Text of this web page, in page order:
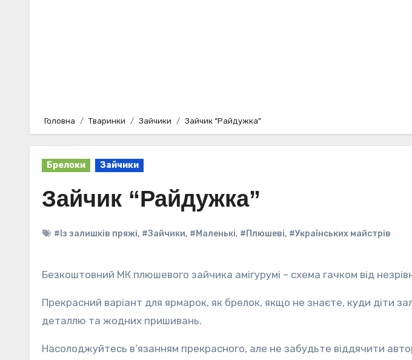
Головна Тваринки Зайчики Зайчик “Райдужка”
Брелоки Зайчики
Зайчик “Райдужка”
#Із залишків пряжі, #Зайчики, #Маленькі, #Плюшеві, #Українських майстрів
Безкоштовний МК плюшевого зайчика амігурумі – схема гачком від
Прекрасний варіант для ярмарок, як брелок, якщо не знаєте, куди діти
деталлю та жодних пришивань.
Насолоджуйтесь в’язанням прекрасного, але не забудьте віддячити